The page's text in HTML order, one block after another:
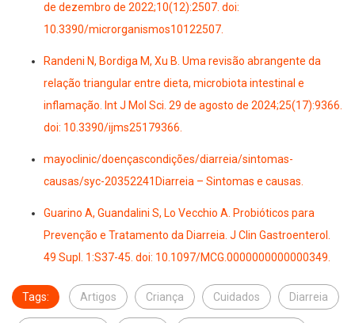
de dezembro de 2022;10(12):2507. doi:
10.3390/microrganismos10122507.
Randeni N, Bordiga M, Xu B. Uma revisão abrangente da
relação triangular entre dieta, microbiota intestinal e
inflamação. Int J Mol Sci. 29 de agosto de 2024;25(17):9366.
doi: 10.3390/ijms25179366.
mayoclinic/doençascondições/diarreia/sintomas-
causas/syc-20352241Diarreia – Sintomas e causas.
Guarino A, Guandalini S, Lo Vecchio A. Probióticos para
Prevenção e Tratamento da Diarreia. J Clin Gastroenterol.
49 Supl. 1:S37-45. doi: 10.1097/MCG.0000000000000349.
Tags: Artigos Criança Cuidados Diarreia